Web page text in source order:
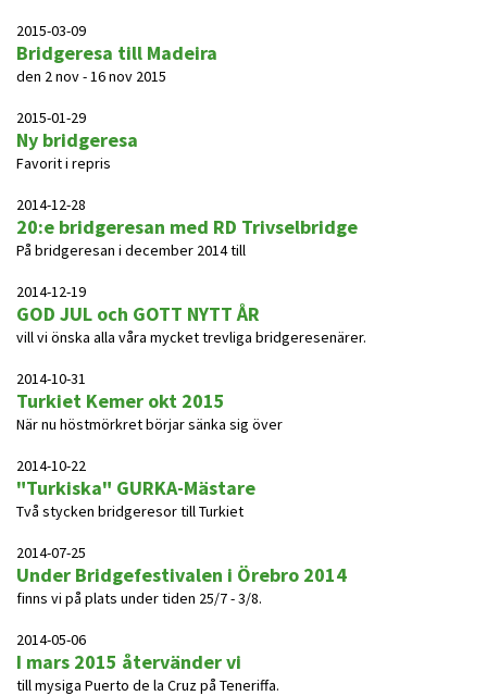
2015-03-09
Bridgeresa till Madeira
den 2 nov - 16 nov 2015
2015-01-29
Ny bridgeresa
Favorit i repris
2014-12-28
20:e bridgeresan med RD Trivselbridge
På bridgeresan i december 2014 till
2014-12-19
GOD JUL och GOTT NYTT ÅR
vill vi önska alla våra mycket trevliga bridgeresenärer.
2014-10-31
Turkiet Kemer okt 2015
När nu höstmörkret börjar sänka sig över
2014-10-22
"Turkiska" GURKA-Mästare
Två stycken bridgeresor till Turkiet
2014-07-25
Under Bridgefestivalen i Örebro 2014
finns vi på plats under tiden 25/7 - 3/8.
2014-05-06
I mars 2015 återvänder vi
till mysiga Puerto de la Cruz på Teneriffa.